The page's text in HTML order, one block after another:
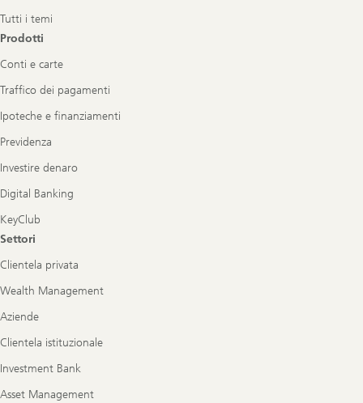
Tutti i temi
Prodotti
Conti e carte
Traffico dei pagamenti
Ipoteche e finanziamenti
Previdenza
Investire denaro
Digital Banking
KeyClub
Settori
Clientela privata
Wealth Management
Aziende
Clientela istituzionale
Investment Bank
Asset Management